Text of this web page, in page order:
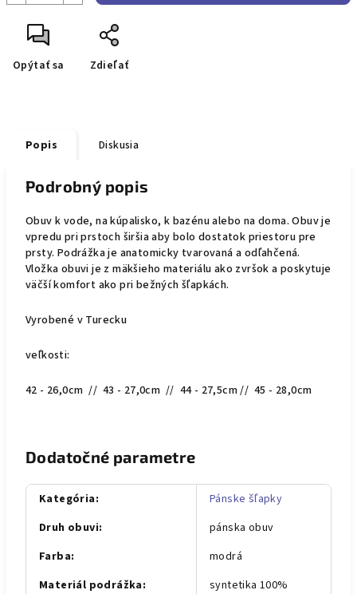
Opýtať sa Zdieľať
Popis Diskusia
Podrobný popis
Obuv k vode, na kúpalisko, k bazénu alebo na doma. Obuv je
vpredu pri prstoch širšia aby bolo dostatok priestoru pre
prsty. Podrážka je anatomicky tvarovaná a odľahčená.
Vložka obuvi je z mäkšieho materiálu ako zvršok a poskytuje
väčší komfort ako pri bežných šľapkách.
Vyrobené v Turecku
veľkosti:
42 - 26,0cm // 43 - 27,0cm // 44 - 27,5cm // 45 - 28,0cm
Dodatočné parametre
Kategória:
Pánske šľapky
Druh obuvi:
pánska obuv
Farba:
modrá
Materiál podrážka:
syntetika 100%